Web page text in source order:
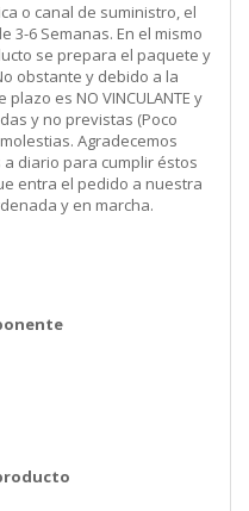
o canal de suministro, el
3-6 Semanas. En el mismo
se prepara el paquete y
obstante y debido a la
es NO VINCULANTE y
y no previstas (Poco
Agradecemos
diario para cumplir éstos
entra el pedido a nuestra
y en marcha.